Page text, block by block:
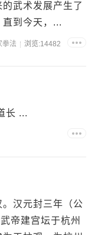
武术发展产生了
到今天，...
拳法 浏览:14482
长 ...
汉元封三年（公
帝建宫坛于杭州